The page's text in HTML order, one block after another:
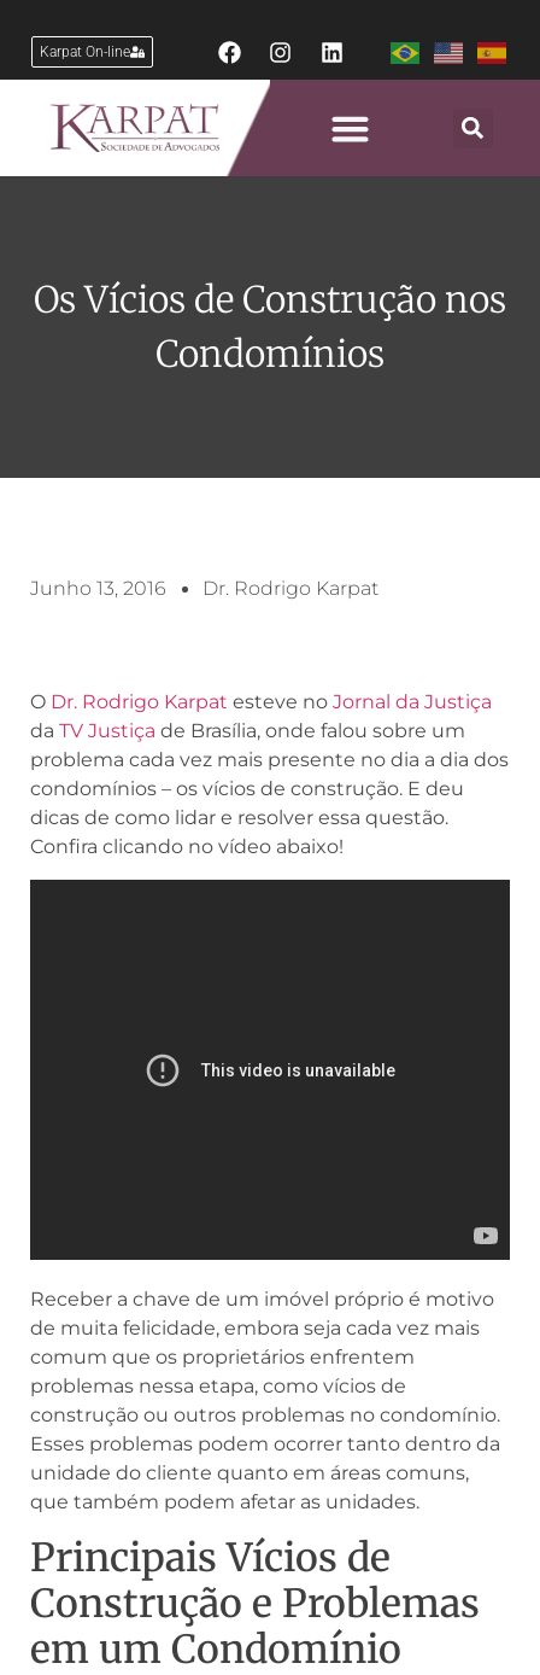
Karpat On-line
Os Vícios de Construção nos
Condomínios
Junho 13, 2016 Dr. Rodrigo Karpat
O Dr. Rodrigo Karpat esteve no Jornal da Justiça
da TV Justiça de Brasília, onde falou sobre um
problema cada vez mais presente no dia a dia dos
condomínios – os vícios de construção. E deu
dicas de como lidar e resolver essa questão.
Confira clicando no vídeo abaixo!
Receber a chave de um imóvel próprio é motivo
de muita felicidade, embora seja cada vez mais
comum que os proprietários enfrentem
problemas nessa etapa, como vícios de
construção ou outros problemas no condomínio.
Esses problemas podem ocorrer tanto dentro da
unidade do cliente quanto em áreas comuns,
que também podem afetar as unidades.
Principais Vícios de
Construção e Problemas
em um Condomínio